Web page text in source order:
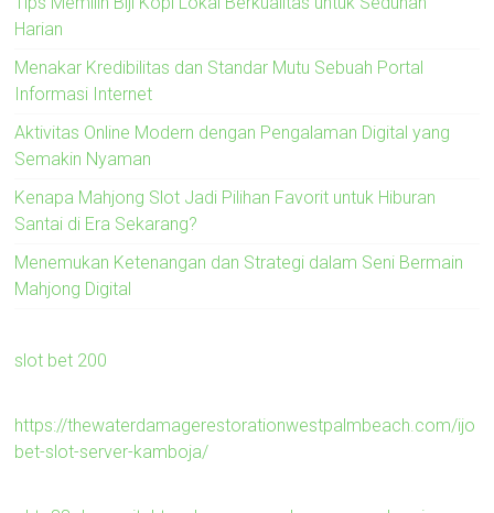
Harian
Menakar Kredibilitas dan Standar Mutu Sebuah Portal
Informasi Internet
Aktivitas Online Modern dengan Pengalaman Digital yang
Semakin Nyaman
Kenapa Mahjong Slot Jadi Pilihan Favorit untuk Hiburan
Santai di Era Sekarang?
Menemukan Ketenangan dan Strategi dalam Seni Bermain
Mahjong Digital
slot bet 200
https://thewaterdamagerestorationwestpalmbeach.com/ijo
bet-slot-server-kamboja/